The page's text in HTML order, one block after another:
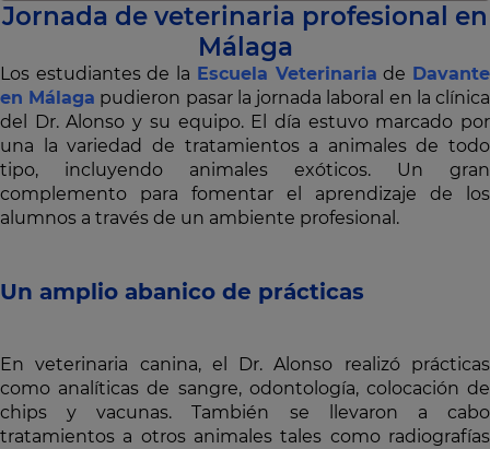
Jornada de veterinaria profesional en
Málaga
Los estudiantes de la Escuela Veterinaria de Davante
en Málaga pudieron pasar la jornada laboral en la clínica
del Dr. Alonso y su equipo. El día estuvo marcado por
una la variedad de tratamientos a animales de todo
tipo, incluyendo animales exóticos. Un gran
complemento para fomentar el aprendizaje de los
alumnos a través de un ambiente profesional.
Un amplio abanico de prácticas
En veterinaria canina, el Dr. Alonso realizó prácticas
como analíticas de sangre, odontología, colocación de
chips y vacunas. También se llevaron a cabo
tratamientos a otros animales tales como radiografías